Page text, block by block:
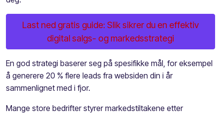
Last ned gratis guide: Slik sikrer du en effektiv
digital salgs- og markedsstrategi
En god strategi baserer seg på spesifikke mål, for eksempel
å generere 20 % flere leads fra websiden din i år
sammenlignet med i fjor.
Mange store bedrifter styrer markedstiltakene etter